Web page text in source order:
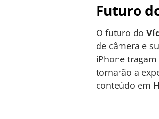
Futuro
O futuro do
de câmera e
iPhone
tornarão a
conteúdo em